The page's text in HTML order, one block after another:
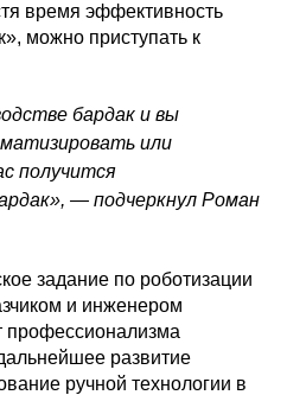
время эффективность
можно приступать к
бардак и вы
или
получится
— подчеркнул Роман
задание по роботизации
и инженером
профессионализма
развитие
ручной технологии в